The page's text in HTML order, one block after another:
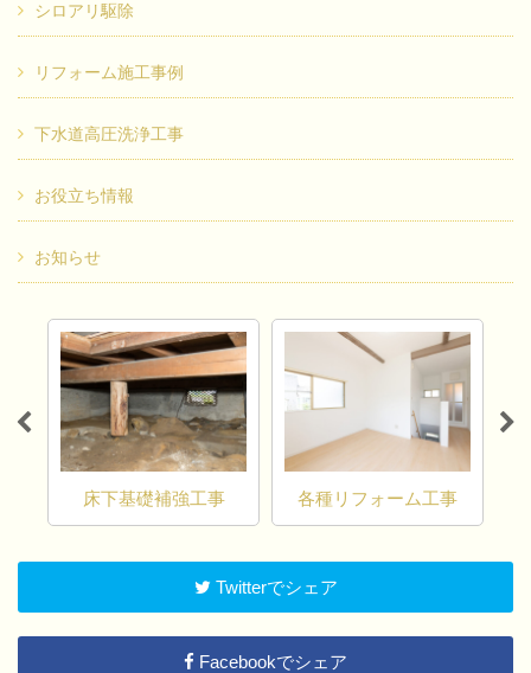
シロアリ駆除
リフォーム施工事例
下水道高圧洗浄工事
お役立ち情報
お知らせ
床下基礎補強工事 各種リフォーム工事
Twitterでシェア
Facebookでシェア